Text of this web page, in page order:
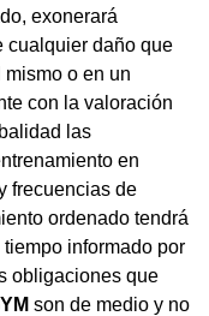
exonerará
cualquier daño que
o en un
con la valoración
las
en
frecuencias de
ordenado tendrá
informado por
obligaciones que
son de medio y no